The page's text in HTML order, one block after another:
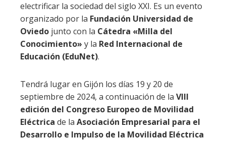
electrificar la sociedad del siglo XXI. Es un evento
organizado por la Fundación Universidad de
Oviedo junto con la Cátedra «Milla del
Conocimiento» y la Red Internacional de
Educación (EduNet).
Tendrá lugar en Gijón los días 19 y 20 de
septiembre de 2024, a continuación de la VIII
edición del Congreso Europeo de Movilidad
Eléctrica de la Asociación Empresarial para el
Desarrollo e Impulso de la Movilidad Eléctrica